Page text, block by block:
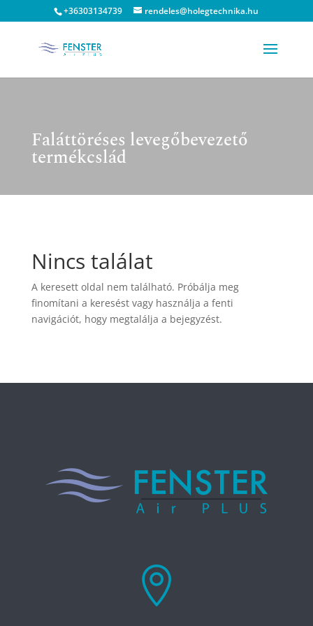
+36303134739 rendeles@holegtechnika.hu
Faláttöréses levegőbevezető
termékcslád
Nincs találat
A keresett oldal nem található. Próbálja meg
finomítani a keresést vagy használja a fenti
navigációt, hogy megtalálja a bejegyzést.
